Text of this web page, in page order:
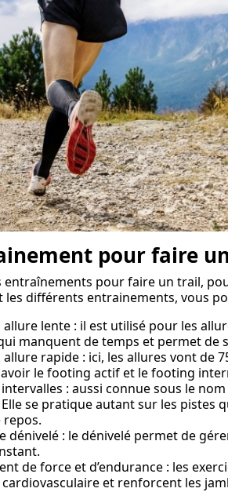
pour faire
entraînements pour faire un trail,
les différents entrainements, vous
lente : il est utilisé pour les
manquent de temps et permet de
rapide : ici, les allures vont de
le footing actif et le footing
intervalles : aussi connue sous le
Elle se pratique autant sur les
repos.
dénivelé : le dénivelé permet de
de force et d’endurance : les
cardiovasculaire et renforcent les